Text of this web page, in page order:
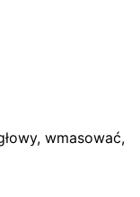
wmasować,